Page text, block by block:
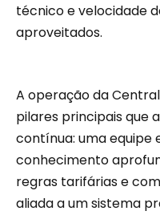
técnico e velocidade
aproveitados.
A operação da
pilares principais que
contínua: uma equipe
conhecimento
regras tarifárias e
aliada a um sistema